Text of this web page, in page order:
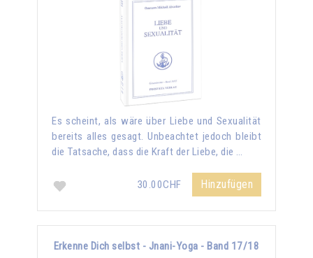
Es scheint, als wäre über Liebe und Sexualität
bereits alles gesagt. Unbeachtet jedoch bleibt
die Tatsache, dass die Kraft der Liebe, die …
30.00CHF Hinzufügen
Erkenne Dich selbst - Jnani-Yoga - Band 17/18